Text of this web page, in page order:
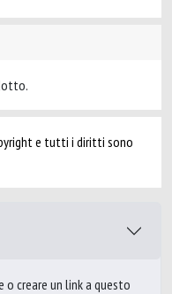
e tutti i diritti sono
creare un link a questo